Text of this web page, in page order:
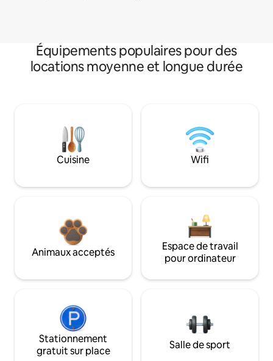
Équipements populaires pour des
locations moyenne et longue durée
Cuisine Wifi
Animaux acceptés
Espace de travail
pour ordinateur
Stationnement
gratuit sur place
Salle de sport